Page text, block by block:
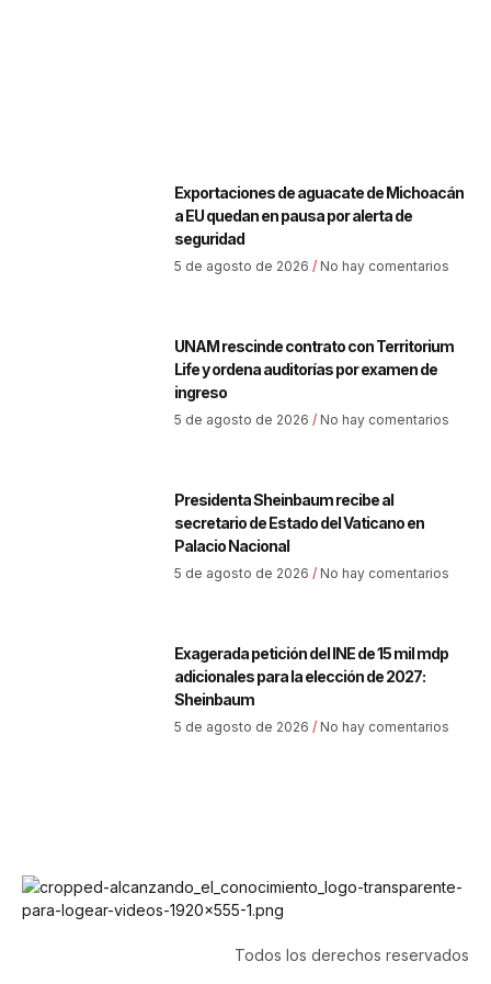
Exportaciones de aguacate de Michoacán
a EU quedan en pausa por alerta de
seguridad
5 de agosto de 2026 No hay comentarios
UNAM rescinde contrato con Territorium
Life y ordena auditorías por examen de
ingreso
5 de agosto de 2026 No hay comentarios
Presidenta Sheinbaum recibe al
secretario de Estado del Vaticano en
Palacio Nacional
5 de agosto de 2026 No hay comentarios
Exagerada petición del INE de 15 mil mdp
adicionales para la elección de 2027:
Sheinbaum
5 de agosto de 2026 No hay comentarios
Todos los derechos reservados